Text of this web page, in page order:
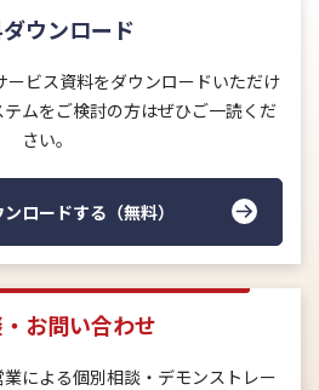
ウンロード
ービス資料をダウンロードいただけ
ムをご検討の方はぜひご一読くだ
さい。
ロードする（無料）
お問い合わせ
による個別相談・デモンストレー